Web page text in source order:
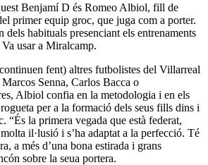
Benjamí D és Romeo Albiol, fill de
primer equip groc, que juga com a porter.
dels habituals presenciant els entrenaments
usar a Miralcamp.
fent) altres futbolistes del Villarreal
Senna, Carlos Bacca o
Albiol confia en la metodologia i en els
per a la formació dels seus fills dins i
“És la primera vegada que està federat,
il·lusió i s’ha adaptat a la perfecció. Té
a més d’una bona estirada i grans
sobre la seua portera.